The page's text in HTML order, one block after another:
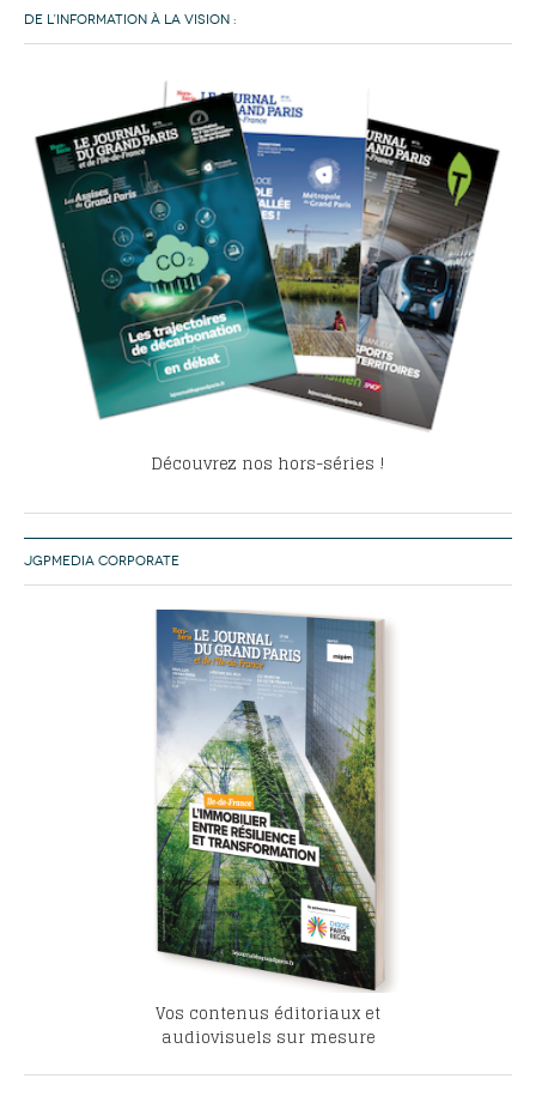
DE L’INFORMATION À LA VISION :
Découvrez nos hors-séries !
JGPMEDIA CORPORATE
Vos contenus éditoriaux et
audiovisuels sur mesure